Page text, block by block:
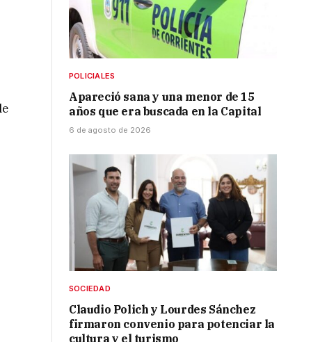
POLICIALES
Apareció sana y una menor de 15
años que era buscada en la Capital
6 de agosto de 2026
SOCIEDAD
Claudio Polich y Lourdes Sánchez
firmaron convenio para potenciar la
cultura y el turismo